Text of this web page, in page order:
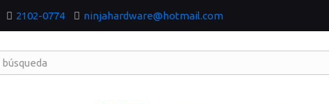
2102-0774 ninjahardware@hotmail.com